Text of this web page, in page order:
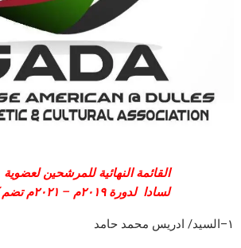
القائمة النهائية للمرشحين لعضوية
لسادا لدورة ٢٠١٩م – ٢٠٢١م تضم
١– السيد/ ادريس محمد حامد